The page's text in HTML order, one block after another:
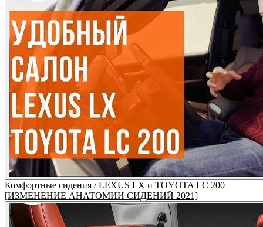
Комфортные сидения / LEXUS LX и TOYOTA LC 200
[ИЗМЕНЕНИЕ АНАТОМИИ СИДЕНИЙ 2021]